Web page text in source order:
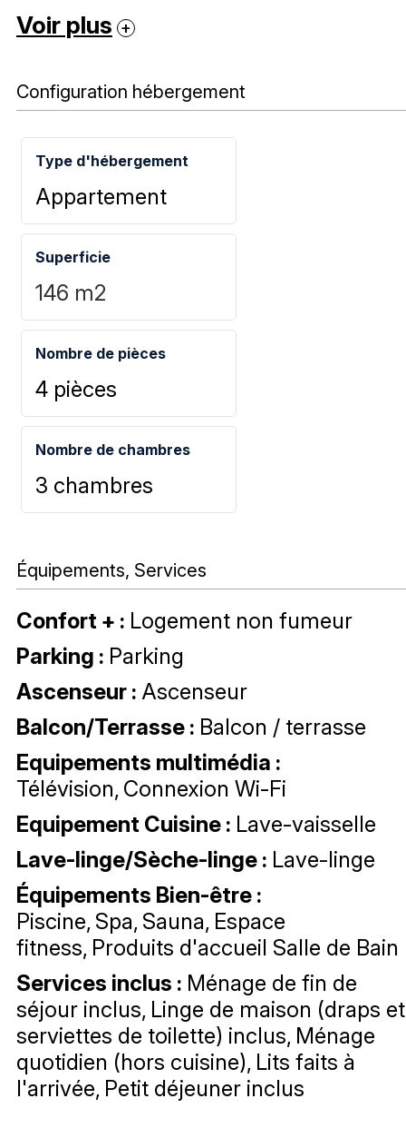
Voir plus
Configuration hébergement
Type d'hébergement
Appartement
Superficie
146 m2
Nombre de pièces
4 pièces
Nombre de chambres
3 chambres
Équipements, Services
Confort + : Logement non fumeur
Parking : Parking
Ascenseur : Ascenseur
Balcon/Terrasse : Balcon / terrasse
Equipements multimédia :
Télévision Connexion Wi-Fi
Equipement Cuisine : Lave-vaisselle
Lave-linge/Sèche-linge : Lave-linge
Équipements Bien-être :
Piscine Spa Sauna Espace
fitness Produits d'accueil Salle de Bain
Services inclus : Ménage de fin de
séjour inclus Linge de maison (draps et
serviettes de toilette) inclus Ménage
quotidien (hors cuisine) Lits faits à
l'arrivée Petit déjeuner inclus